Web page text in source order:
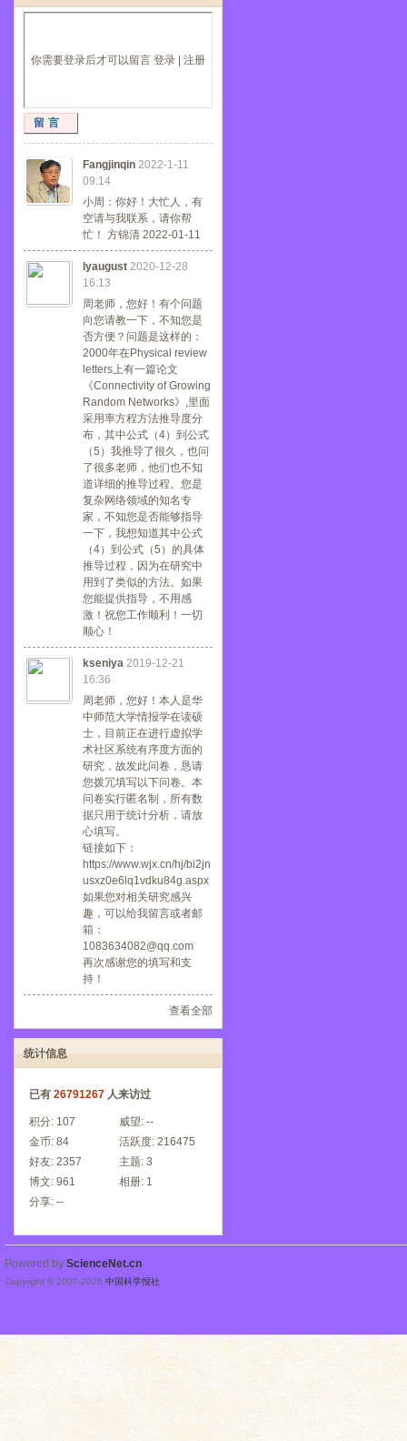
你需要登录后才可以留言 登录 注册
留言
Fangjinqin 2022-1-11
09:14
小周：你好！大忙人，有
空请与我联系，请你帮
忙！ 方锦清 2022-01-11
lyaugust 2020-12-28
16:13
周老师，您好！有个问题
向您请教一下，不知您是
否方便？问题是这样的：
2000年在Physical review
letters上有一篇论文
《Connectivity of Growing
Random Networks》,里面
采用率方程方法推导度分
布，其中公式（4）到公式
（5）我推导了很久，也问
了很多老师，他们也不知
道详细的推导过程。您是
复杂网络领域的知名专
家，不知您是否能够指导
一下，我想知道其中公式
（4）到公式（5）的具体
推导过程，因为在研究中
用到了类似的方法。如果
您能提供指导，不用感
激！祝您工作顺利！一切
顺心！
kseniya 2019-12-21
16:36
周老师，您好！本人是华
中师范大学情报学在读硕
士，目前正在进行虚拟学
术社区系统有序度方面的
研究，故发此问卷，恳请
您拨冗填写以下问卷。本
问卷实行匿名制，所有数
据只用于统计分析，请放
心填写。
链接如下：
https://www.wjx.cn/hj/bi2jn
usxz0e6lq1vdku84g.aspx
如果您对相关研究感兴
趣，可以给我留言或者邮
箱：
1083634082@qq.com
再次感谢您的填写和支
持！
查看全部
统计信息
已有 26791267 人来访过
积分: 107 威望: --
金币: 84 活跃度: 216475
好友: 2357 主题: 3
博文: 961 相册: 1
分享: --
Powered by ScienceNet.cn
Copyright © 2007-2026 中国科学报社